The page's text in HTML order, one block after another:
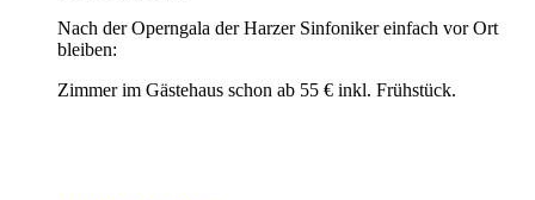
Nach der Operngala der Harzer Sinfoniker einfach vor Ort
bleiben:
Zimmer im Gästehaus schon ab 55 € inkl. Frühstück.